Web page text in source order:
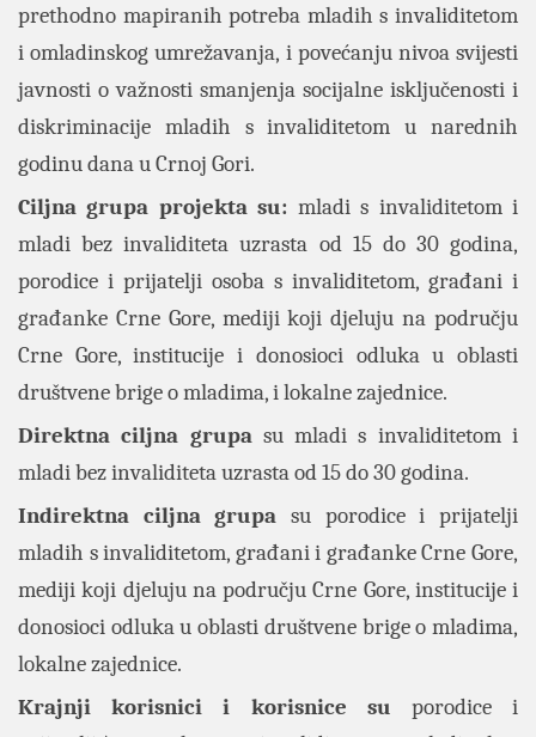
prethodno mapiranih potreba mladih s invaliditetom
i omladinskog umrežavanja, i povećanju nivoa svijesti
javnosti o važnosti smanjenja socijalne isključenosti i
diskriminacije mladih s invaliditetom u narednih
godinu dana u Crnoj Gori.
Ciljna grupa projekta su: mladi s invaliditetom i
mladi bez invaliditeta uzrasta od 15 do 30 godina,
porodice i prijatelji osoba s invaliditetom, građani i
građanke Crne Gore, mediji koji djeluju na području
Crne Gore, institucije i donosioci odluka u oblasti
društvene brige o mladima, i lokalne zajednice.
Direktna ciljna grupa su mladi s invaliditetom i
mladi bez invaliditeta uzrasta od 15 do 30 godina.
Indirektna ciljna grupa su porodice i prijatelji
mladih s invaliditetom, građani i građanke Crne Gore,
mediji koji djeluju na području Crne Gore, institucije i
donosioci odluka u oblasti društvene brige o mladima,
lokalne zajednice.
Krajnji korisnici i korisnice su porodice i